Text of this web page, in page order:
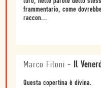
frammentario, come
raccon...
Marco Filoni - Il
Questa copertina è divina.